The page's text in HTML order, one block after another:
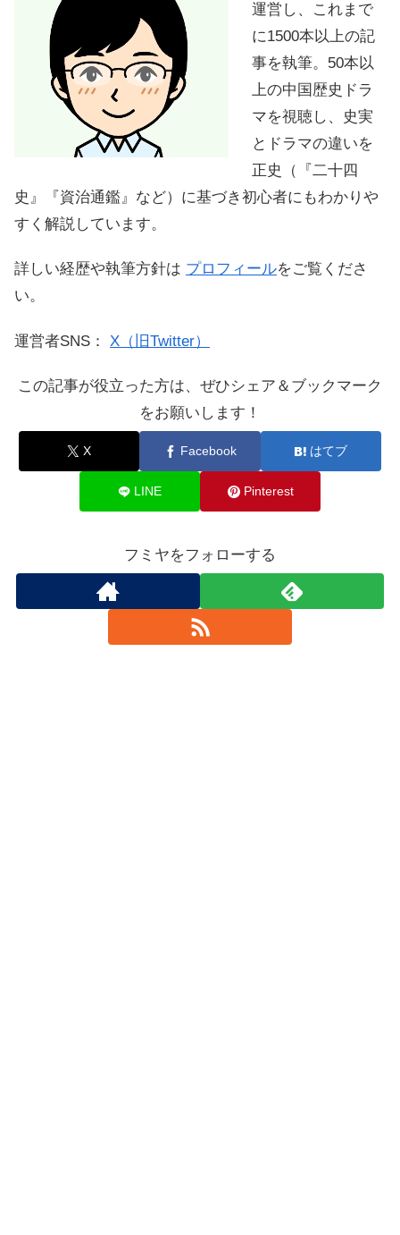
運営し、これまで
に1500本以上の記
事を執筆。50本以
上の中国歴史ドラ
マを視聴し、史実
とドラマの違いを
正史（『二十四
史』『資治通鑑』など）に基づき初心者にもわかりや
すく解説しています。
詳しい経歴や執筆方針は プロフィールをご覧くださ
い。
運営者SNS： X（旧Twitter）
この記事が役立った方は、ぜひシェア＆ブックマーク
をお願いします！
X Facebook はてブ
LINE Pinterest
フミヤをフォローする